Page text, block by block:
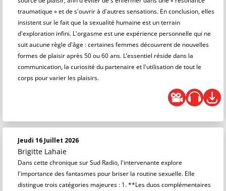
traumatique » et de s'ouvrir à d'autres sensations. En conclusion, elles
insistent sur le fait que la sexualité humaine est un terrain
d'exploration infini. L'orgasme est une expérience personnelle qui ne
suit aucune règle d'âge : certaines femmes découvrent de nouvelles
formes de plaisir après 50 ou 60 ans. L’essentiel réside dans la
communication, la curiosité du partenaire et l'utilisation de tout le
corps pour varier les plaisirs.
Jeudi 16 Juillet 2026
Brigitte Lahaie
Dans cette chronique sur Sud Radio, l'intervenante explore
l'importance des fantasmes pour briser la routine sexuelle. Elle
distingue trois catégories majeures : 1. **Les duos complémentaires